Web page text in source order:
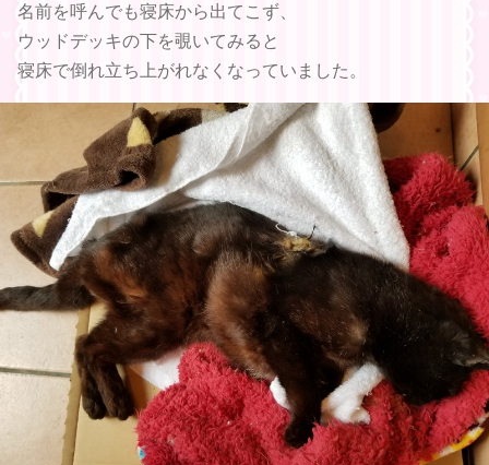
名前を呼んでも寝床から出てこず、
ウッドデッキの下を覗いてみると
寝床で倒れ立ち上がれなくなっていました。